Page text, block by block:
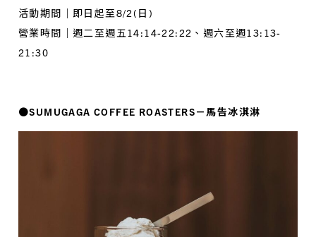
活動期間｜即日起至8/2(日)
營業時間｜週二至週五14:14-22:22、週六至週13:13-
21:30
●SUMUGAGA COFFEE ROASTERS－馬告冰淇淋